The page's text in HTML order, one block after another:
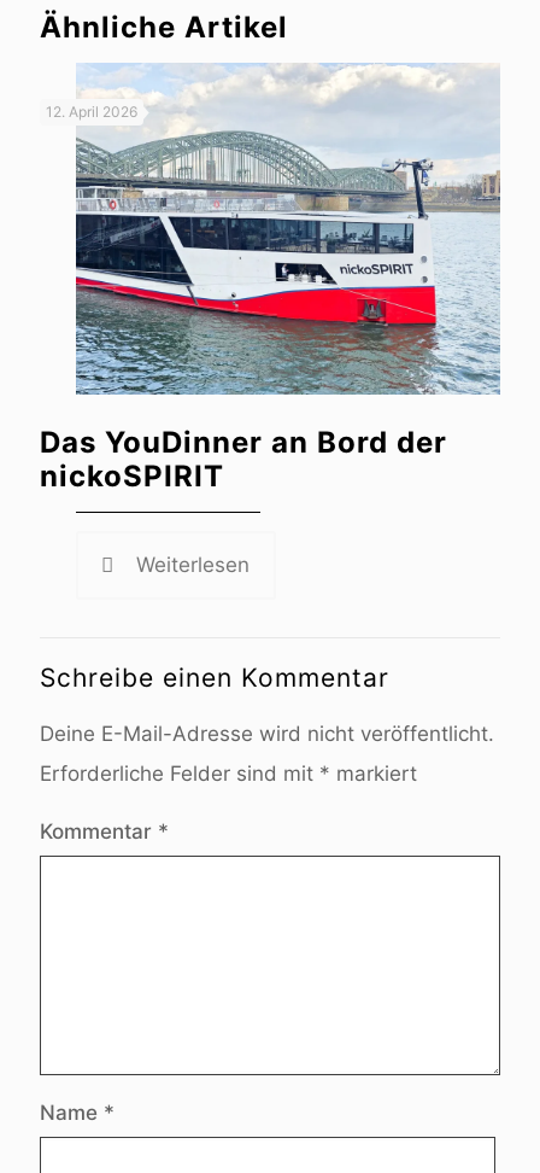
Ähnliche Artikel
12. April 2026
Das YouDinner an Bord der
nickoSPIRIT
Weiterlesen
Schreibe einen Kommentar
Deine E-Mail-Adresse wird nicht veröffentlicht.
Erforderliche Felder sind mit * markiert
Kommentar *
Name *